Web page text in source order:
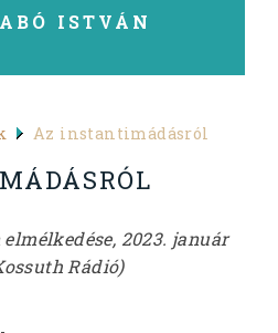
ISTVÁN
Az instantimádásról
2023. január
Rádió)